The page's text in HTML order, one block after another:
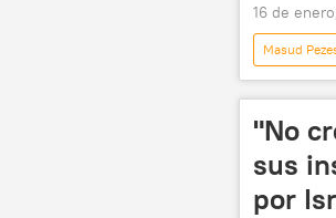
16 de
Masud
"No
sus
por